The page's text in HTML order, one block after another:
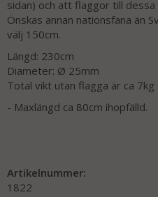
sidan) och att flaggor till
Önskas annan nationsfana än
välj 150cm.
Längd: 230cm
Diameter: Ø 25mm
Total vikt utan flagga är ca 7kg
- Maxlängd ca 80cm ihopfälld.
Artikelnummer:
1822